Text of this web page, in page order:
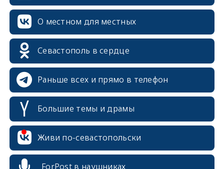
О местном для местных
Севастополь в сердце
Раньше всех и прямо в телефон
Большие темы и драмы
Живи по-севастопольски
ForPost в наушниках